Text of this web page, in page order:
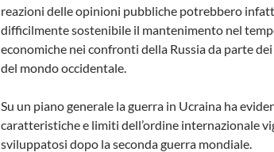
reazioni delle opinioni pubbliche potrebbero
difficilmente sostenibile il mantenimento nel
economiche nei confronti della Russia da parte
del mondo occidentale.
Su un piano generale la guerra in Ucraina ha
caratteristiche e limiti dell’ordine internazionale
sviluppatosi dopo la seconda guerra mondiale.